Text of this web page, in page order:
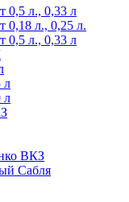
0,5 л., 0,33 л
0,18 л., 0,25 л.
0,5 л., 0,33 л
л
л
ВКЗ
Сабля